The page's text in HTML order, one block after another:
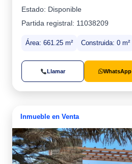
Estado: Disponible
Partida registral: 11038209
Área: 661.25 m² Construida: 0 m²
Llamar WhatsApp
Inmueble en Venta